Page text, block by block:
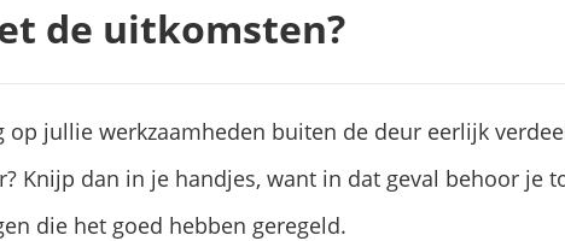
de uitkomsten?
op jullie werkzaamheden buiten de deur eerlijk
Knijp dan in je handjes, want in dat geval behoor je
die het goed hebben geregeld.